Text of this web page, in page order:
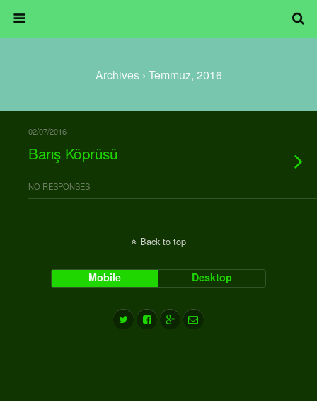
Archives › Temmuz, 2016
02/07/2016
Barış Köprüsü
NO RESPONSES
Back to top
Mobile Desktop